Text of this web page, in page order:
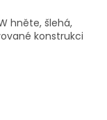
hněte, šlehá,
konstrukci